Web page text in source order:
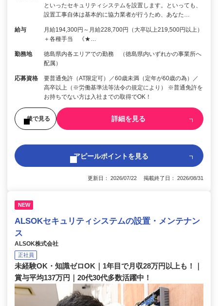
といったセキュリティシステムを設置します。といっても、
設置工事自体は基本的に協力業者が行うため、あなた…
給与
月給194,300円～月給228,700円（大卒以上219,500円以上）
＋各種手当 《★…
勤務地
徳島県内各エリアでの勤務 （徳島県内いずれかの事業所へ
配属）
応募資格
要普通免許（AT限定可）／60歳未満（定年が60歳の為）／
高卒以上（※労働基準法等法令の規定により） ※普通免許を
お持ちでない方は入社までの取得でOK！
後で見る 詳細を見る
アピールポイントを見る
更新日： 2026/07/22 掲載終了日： 2026/08/31
NEW
ALSOKセキュリティシステムの設置・メンテナン
ス
ALSOK株式会社
正社員
未経験OK・知識ゼロOK｜1年目で月収28万円以上も！｜
賞与平均137万円｜20代30代多数活躍中！